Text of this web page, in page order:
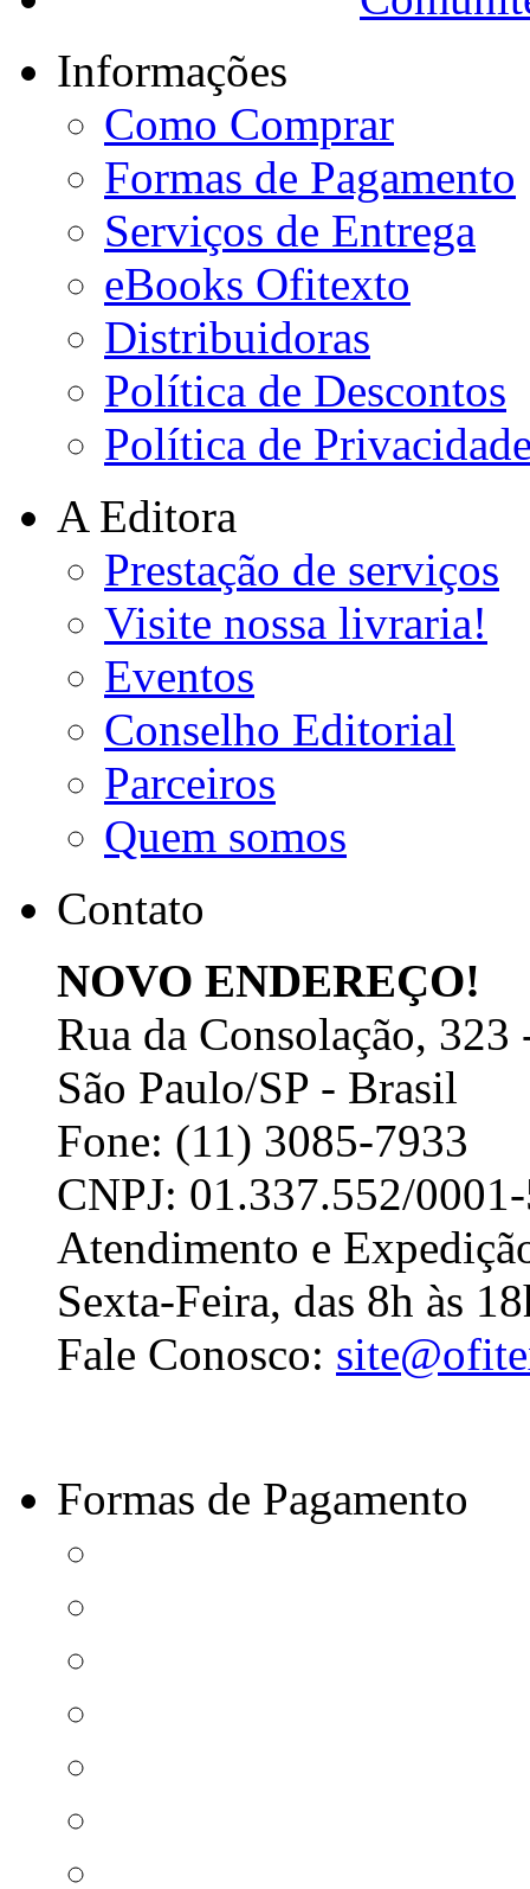
Informações
Como Comprar
Formas de Pagamento
Serviços de Entrega
eBooks Ofitexto
Distribuidoras
Política de Descontos
Política de
A Editora
Prestação de serviços
Visite nossa livraria!
Eventos
Conselho Editorial
Parceiros
Quem somos
Contato
NOVO ENDEREÇO!
Rua da Consolação,
São Paulo/SP - Brasil
Fone: (11) 3085-7933
CNPJ: 01.337.552/
Atendimento e
Sexta-Feira, das 8h às
Fale Conosco:
Formas de Pagamento